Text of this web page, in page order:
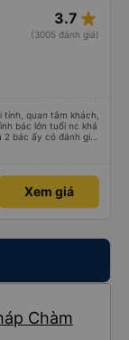
3.7 star_rate
(3005 đánh giá)
quan tâm khách,
bác ấy có đánh giá
bác nói rất to. To
của mình, mình hỗ
bạn nữ lễ tân xinh
(một mình) yêu
Xem giá
Chàm